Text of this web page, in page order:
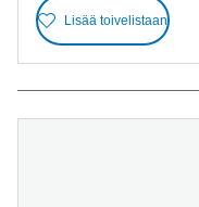
Lisää toivelistaan